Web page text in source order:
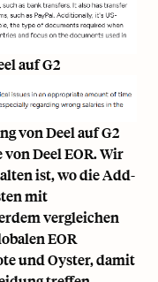
auf G2
von Deel auf G2
Deel EOR. Wir
ist, wo die Add-
mit
vergleichen
EOR
und Oyster, damit